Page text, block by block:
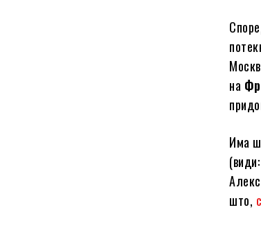
на
Има
(види:
што,